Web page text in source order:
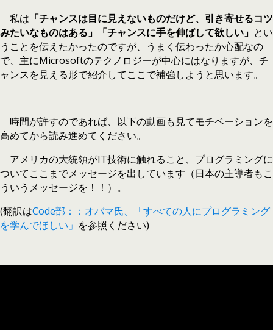
私は 「チャンスは目に見えないものだけど、引き寄せるコツ
みたいなものはある」「チャンスに手を伸ばして欲しい」 とい
うことを伝えたかったのですが、うまく伝わったか心配なの
で、主にMicrosoftのテクノロジーが中心にはなりますが、チ
ャンスを見える形で紹介してここで補強しようと思います。
時間が許すのであれば、以下の動画も見てモチベーションを
高めてから読み進めてください。
アメリカの大統領がIT技術に触れること、プログラミングに
ついてここまでメッセージを出しています（日本の主導者もこ
ういうメッセージを！！）。
(翻訳はCode部：：オバマ氏、「すべての人にプログラミング
を学んでほしい」 を参照ください)